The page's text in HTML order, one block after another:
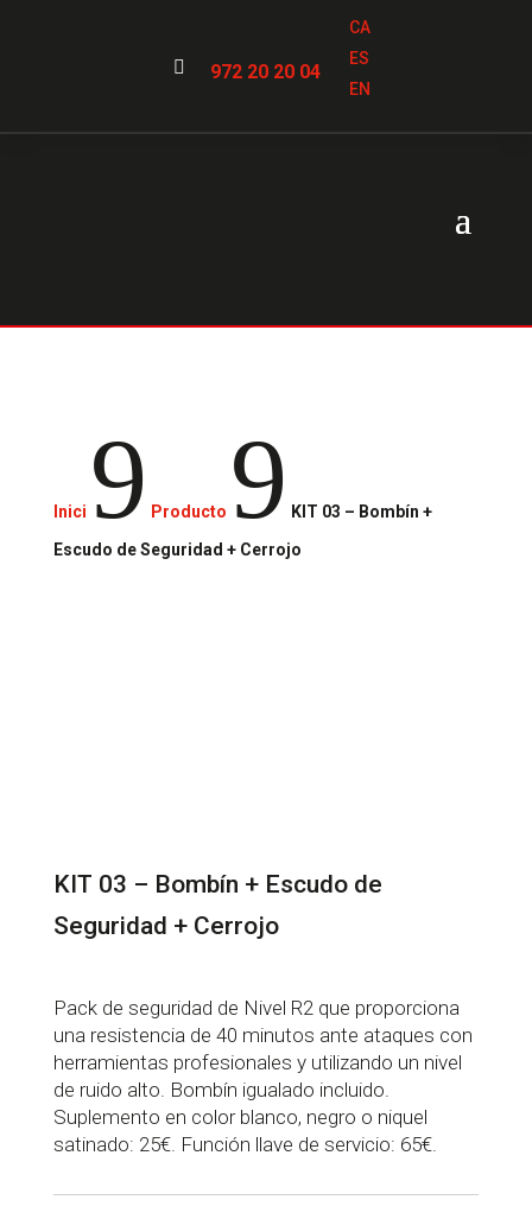
 972 20 20 04
CA
ES
EN
Inici 9 Producto 9
KIT 03 – Bombín +
Escudo de Seguridad + Cerrojo
KIT 03 – Bombín + Escudo de
Seguridad + Cerrojo
Pack de seguridad de Nivel R2 que proporciona
una resistencia de 40 minutos ante ataques con
herramientas profesionales y utilizando un nivel
de ruido alto. Bombín igualado incluido.
Suplemento en color blanco, negro o niquel
satinado: 25€. Función llave de servicio: 65€.